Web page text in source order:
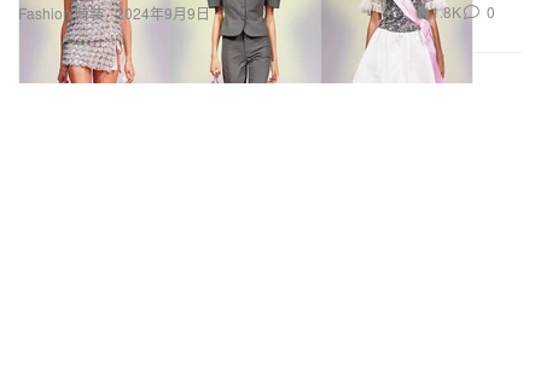
Fashion 時裝 2024年9月9日 1.8K 0